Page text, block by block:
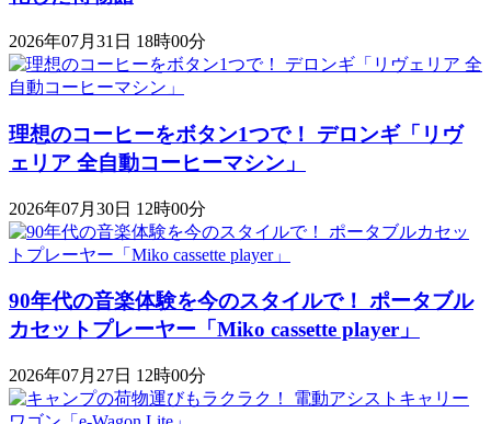
2026年07月31日 18時00分
理想のコーヒーをボタン1つで！ デロンギ「リヴ
ェリア 全自動コーヒーマシン」
2026年07月30日 12時00分
90年代の音楽体験を今のスタイルで！ ポータブル
カセットプレーヤー「Miko cassette player」
2026年07月27日 12時00分